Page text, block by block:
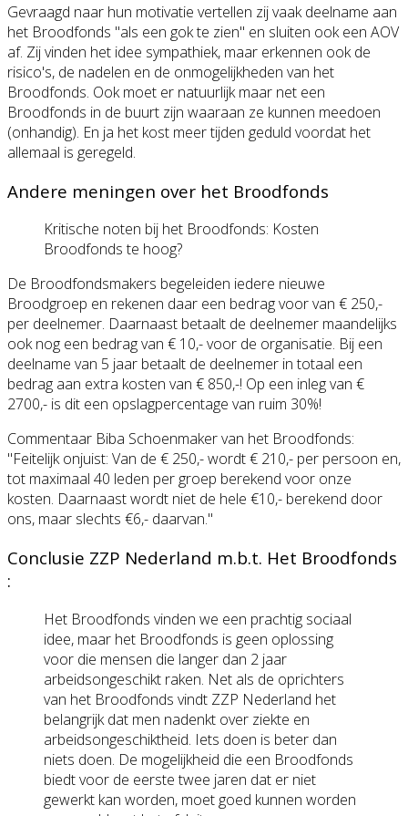
Gevraagd naar hun motivatie vertellen zij vaak deelname aan
het Broodfonds "als een gok te zien" en sluiten ook een AOV
af. Zij vinden het idee sympathiek, maar erkennen ook de
risico's, de nadelen en de onmogelijkheden van het
Broodfonds. Ook moet er natuurlijk maar net een
Broodfonds in de buurt zijn waaraan ze kunnen meedoen
(onhandig). En ja het kost meer tijden geduld voordat het
allemaal is geregeld.
Andere meningen over het Broodfonds
Kritische noten bij het Broodfonds: Kosten
Broodfonds te hoog?
De Broodfondsmakers begeleiden iedere nieuwe
Broodgroep en rekenen daar een bedrag voor van € 250,-
per deelnemer. Daarnaast betaalt de deelnemer maandelijks
ook nog een bedrag van € 10,- voor de organisatie. Bij een
deelname van 5 jaar betaalt de deelnemer in totaal een
bedrag aan extra kosten van € 850,-! Op een inleg van €
2700,- is dit een opslagpercentage van ruim 30%!
Commentaar Biba Schoenmaker van het Broodfonds:
"Feitelijk onjuist: Van de € 250,- wordt € 210,- per persoon en,
tot maximaal 40 leden per groep berekend voor onze
kosten. Daarnaast wordt niet de hele €10,- berekend door
ons, maar slechts €6,- daarvan."
Conclusie ZZP Nederland m.b.t. Het Broodfonds
:
Het Broodfonds vinden we een prachtig sociaal
idee, maar het Broodfonds is geen oplossing
voor die mensen die langer dan 2 jaar
arbeidsongeschikt raken. Net als de oprichters
van het Broodfonds vindt ZZP Nederland het
belangrijk dat men nadenkt over ziekte en
arbeidsongeschiktheid. Iets doen is beter dan
niets doen. De mogelijkheid die een Broodfonds
biedt voor de eerste twee jaren dat er niet
gewerkt kan worden, moet goed kunnen worden